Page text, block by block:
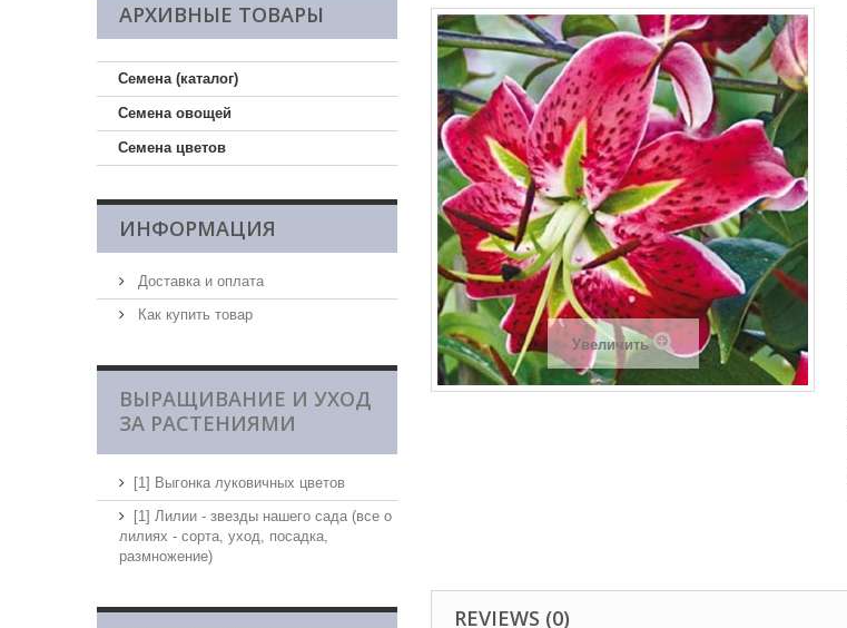
АРХИВНЫЕ ТОВАРЫ
Семена (каталог)
Семена овощей
Семена цветов
ИНФОРМАЦИЯ
Доставка и оплата
Как купить товар
ВЫРАЩИВАНИЕ И УХОД
ЗА РАСТЕНИЯМИ
[1] Выгонка луковичных цветов
[1] Лилии - звезды нашего сада (все о
лилиях - сорта, уход, посадка,
размножение)
Увеличить
REVIEWS (0)